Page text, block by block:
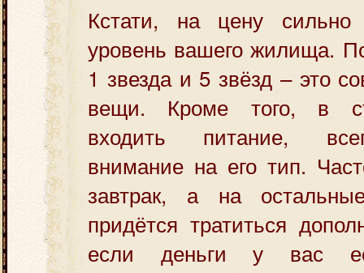
Кстати, на цену
уровень вашего жилища.
1 звезда и 5 звёзд – это
вещи. Кроме того, в
входить питание,
внимание на его тип.
завтрак, а на
придётся тратиться
если деньги у вас